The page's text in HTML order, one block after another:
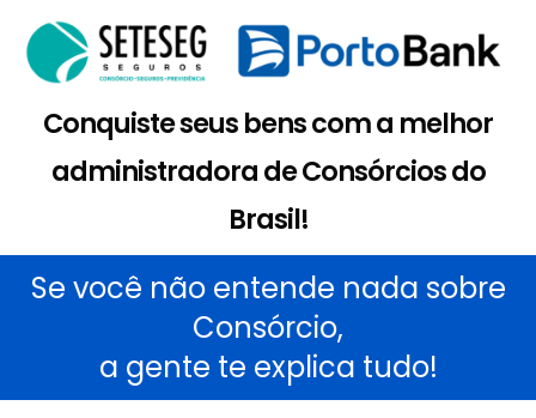
Conquiste seus bens com a melhor
administradora de Consórcios do
Brasil!
Se você não entende nada sobre
Consórcio,
a gente te explica tudo!